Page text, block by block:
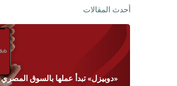
أحدث المقالات
«دوبيزل» تبدأ عملها بالسوق المصري